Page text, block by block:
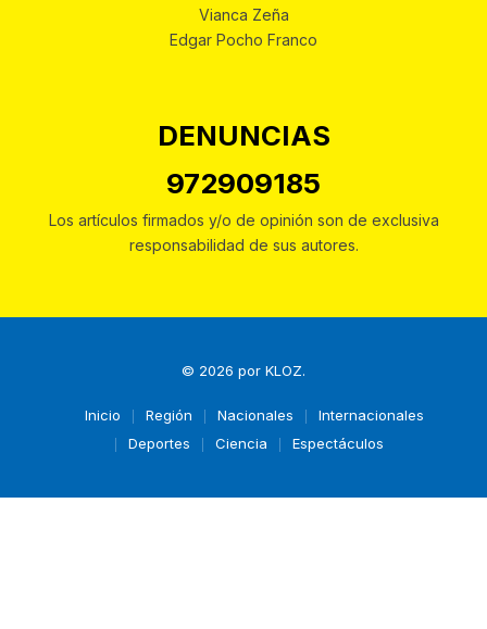
Vianca Zeña
Edgar Pocho Franco
DENUNCIAS
972909185
Los artículos firmados y/o de opinión son de exclusiva
responsabilidad de sus autores.
© 2026 por KLOZ.
Inicio Región Nacionales
Internacionales
Deportes
Ciencia Espectáculos